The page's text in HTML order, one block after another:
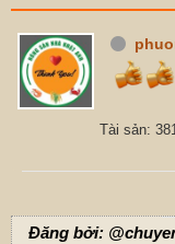
Tài sản:
Đăng bởi: